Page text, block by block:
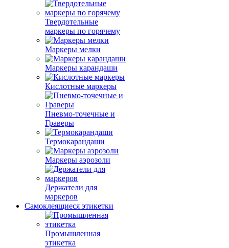
Твердотельные
маркеры по горячему
Маркеры мелки
Маркеры карандаши
Кислотные маркеры
Пневмо-точечные и
Граверы
Термокарандаши
Маркеры аэрозоли
Держатели для
маркеров
Самоклеящиеся этикетки
Промышленная
этикетка